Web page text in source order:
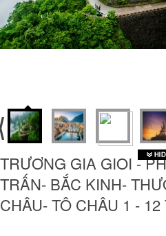
TRƯƠNG GIA GIOI -
TRẤN- BẮC KINH-
CHÂU- TÔ CHÂU 1 -